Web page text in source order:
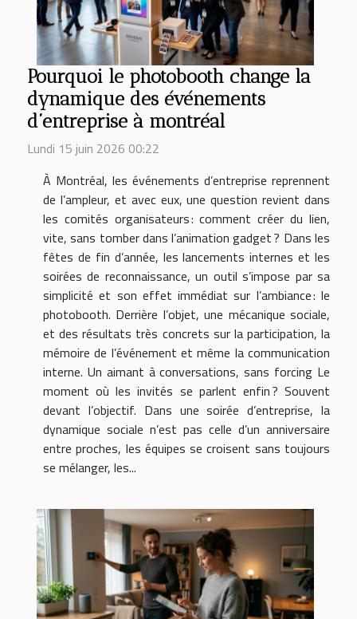
Pourquoi le photobooth change la
dynamique des événements
d’entreprise à montréal
Lundi 15 juin 2026 00:22
À Montréal, les événements d’entreprise reprennent
de l’ampleur, et avec eux, une question revient dans
les comités organisateurs : comment créer du lien,
vite, sans tomber dans l’animation gadget ? Dans les
fêtes de fin d’année, les lancements internes et les
soirées de reconnaissance, un outil s’impose par sa
simplicité et son effet immédiat sur l’ambiance : le
photobooth. Derrière l’objet, une mécanique sociale,
et des résultats très concrets sur la participation, la
mémoire de l’événement et même la communication
interne. Un aimant à conversations, sans forcing Le
moment où les invités se parlent enfin ? Souvent
devant l’objectif. Dans une soirée d’entreprise, la
dynamique sociale n’est pas celle d’un anniversaire
entre proches, les équipes se croisent sans toujours
se mélanger, les...